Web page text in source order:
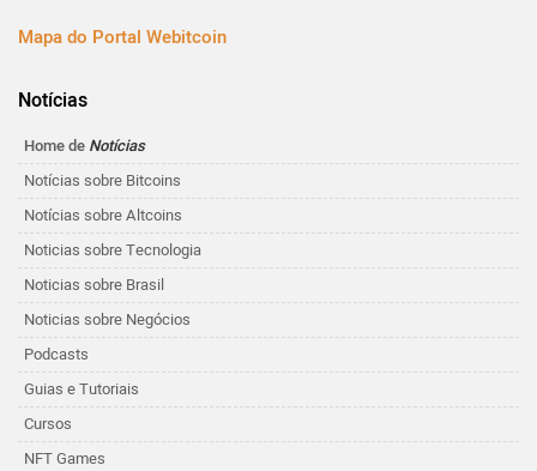
Mapa do Portal Webitcoin
Notícias
Home de Notícias
Notícias sobre Bitcoins
Notícias sobre Altcoins
Noticias sobre Tecnologia
Noticias sobre Brasil
Noticias sobre Negócios
Podcasts
Guias e Tutoriais
Cursos
NFT Games